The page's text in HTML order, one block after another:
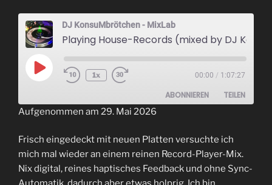
DJ KonsuMbrötchen - MixLab
Play
Episode
1x 00:00 / 1:07:27
ABONNIEREN TEILEN
RSS FEED
LINK
EMBED
Aufgenommen am 29. Mai 2026
Frisch eingedeckt mit neuen Platten versuchte ich
mich mal wieder an einem reinen Record-Player-Mix.
Nix digital, reines haptisches Feedback und ohne Sync-